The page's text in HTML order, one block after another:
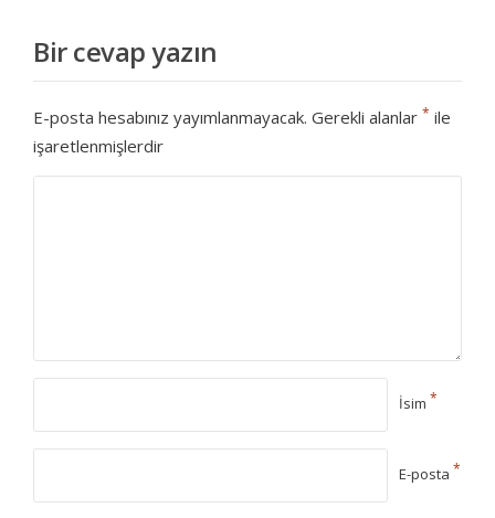
Bir cevap yazın
E-posta hesabınız yayımlanmayacak. Gerekli alanlar * ile
işaretlenmişlerdir
İsim *
E-posta *